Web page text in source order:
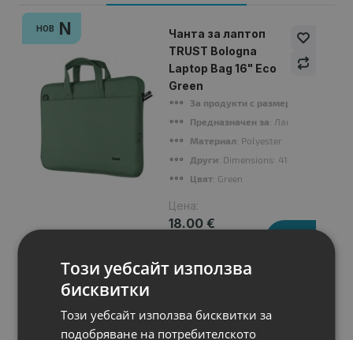
НОВ N
Чанта за лаптоп
TRUST Bologna
Laptop Bag 16" Eco
Green
За продукти с размери
Предназначен за: Лаптопи
Материал: Polyester
Други: Dimensions: 41.0 x 4.0 x 29.0
Цвят: Green
Цена:
18.00 €
Този уебсайт използва
бисквитки
Този уебсайт използва бисквитки за
подобряване на потребителското